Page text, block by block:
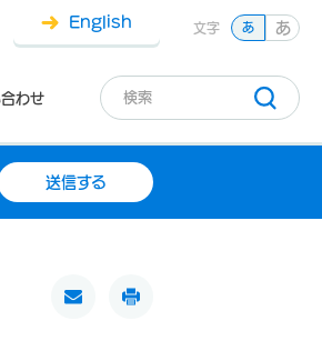
わせ
English 文字 あ あ
送信する